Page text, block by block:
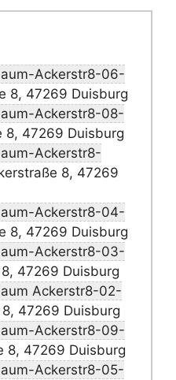
Ackerstr8-06-
8, 47269 Duisburg
Ackerstr8-08-
8, 47269 Duisburg
Ackerstr8-
8, 47269
Ackerstr8-04-
8, 47269 Duisburg
Ackerstr8-03-
47269 Duisburg
Ackerstr8-02-
47269 Duisburg
Ackerstr8-09-
8, 47269 Duisburg
Ackerstr8-05-